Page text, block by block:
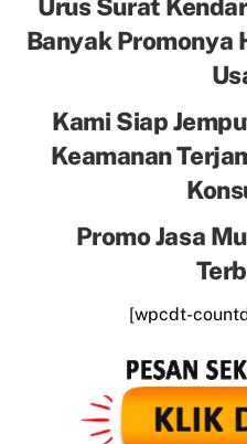
Urus Surat
Banyak Promonya
Kami Siap
Keamanan
Promo Jasa
[wpcdt-